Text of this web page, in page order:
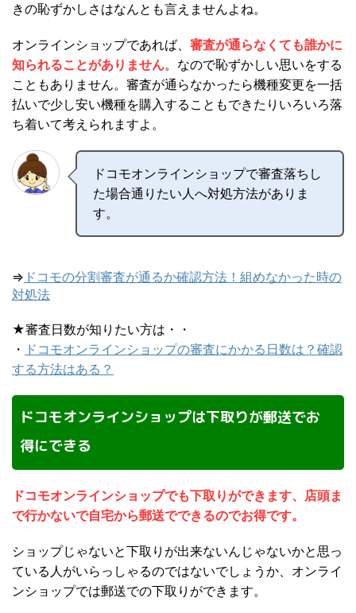
きの恥ずかしさはなんとも言えませんよね。
オンラインショップであれば、 審査が通らなくても誰かに
知られることがありません。なので恥ずかしい思いをする
こともありません。審査が通らなかったら機種変更を一括
払いで少し安い機種を購入することもできたりいろいろ落
ち着いて考えられますよ。
ドコモオンラインショップで審査落ちし
た場合通りたい人へ対処方法がありま
す。
⇒ ドコモの分割審査が通るか確認方法！組めなかった時の
対処法
★審査日数が知りたい方は・・
・ ドコモオンラインショップの審査にかかる日数は？確認
する方法はある？
ドコモオンラインショップは下取りが郵送でお
得にできる
ドコモオンラインショップでも下取りができます、店頭ま
で行かないで自宅から郵送でできるのでお得です。
ショップじゃないと下取りが出来ないんじゃないかと思っ
ている人がいらっしゃるのではないでしょうか、オンライ
ンショップでは郵送での下取りができます。